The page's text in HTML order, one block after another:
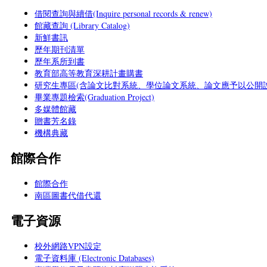
借閱查詢與續借(Inquire personal records & renew)
館藏查詢 (Library Catalog)
新鮮書訊
歷年期刊清單
歷年系所到書
教育部高等教育深耕計畫購書
研究生專區(含論文比對系統、學位論文系統、論文應予以公開
畢業專題檢索(Graduation Project)
多媒體館藏
贈書芳名錄
機構典藏
館際合作
館際合作
南區圖書代借代還
電子資源
校外網路VPN設定
電子資料庫 (Electronic Databases)